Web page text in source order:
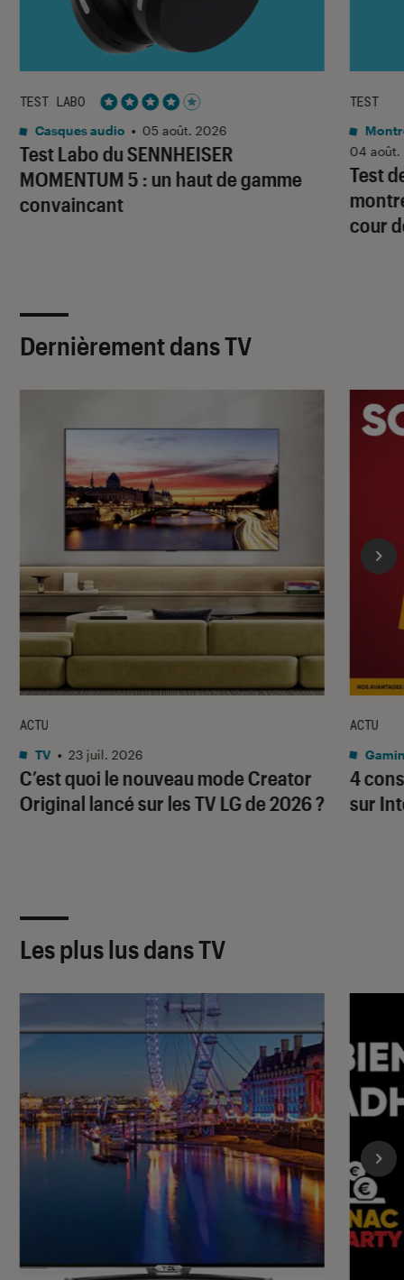
Test Labo du SENNHEISER
MOMENTUM 5 : un haut de gamme
convaincant
TEST LABO
Noté 4 étoiles sur 5
Casques audio • 05 août. 2026
Test
cour
TEST
04 août.
Dernièrement dans TV
C’est quoi le nouveau mode Creator
Original lancé sur les TV LG de 2026 ?
ACTU
TV • 23 juil. 2026
4
sur
ACTU
Les plus lus dans TV